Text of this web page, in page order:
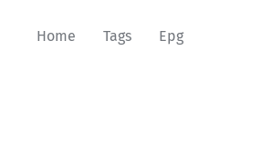
Home Tags Epg